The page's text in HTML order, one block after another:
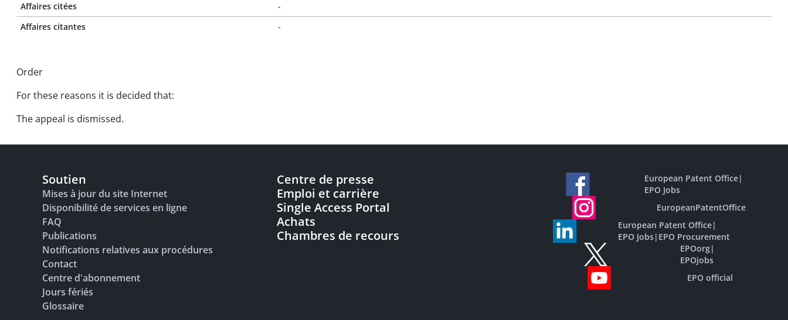
Affaires citées
-
Affaires citantes
-
Order
For these reasons it is decided that:
The appeal is dismissed.
Soutien
Mises à jour du site Internet
Disponibilité de services en ligne
FAQ
Publications
Notifications relatives aux procédures
Contact
Centre d'abonnement
Jours fériés
Glossaire
Centre de presse
Emploi et carrière
Single Access Portal
Achats
Chambres de recours
European Patent Office|
EPO Jobs
EuropeanPatentOffice
European Patent Office|
EPO Jobs| EPO Procurement
EPOorg|
EPOjobs
EPO official